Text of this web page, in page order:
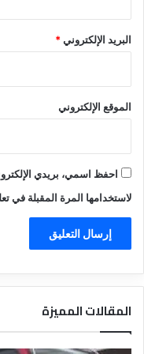
البريد الإلكتروني*
الموقع الإلكتروني
احفظ اسمي، بريدي
لاستخدامها المرة المقبلة في
المقالات المميزة